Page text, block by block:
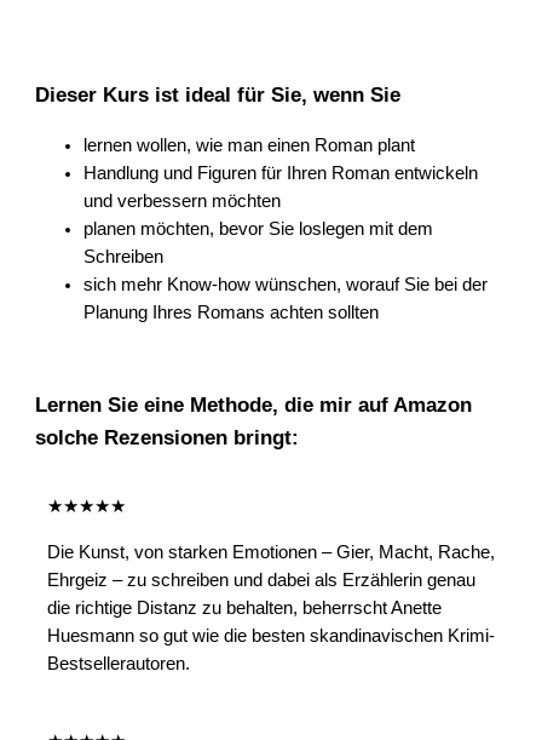
Dieser Kurs ist ideal für Sie, wenn Sie
lernen wollen, wie man einen Roman plant
Handlung und Figuren für Ihren Roman entwickeln
und verbessern möchten
planen möchten, bevor Sie loslegen mit dem
Schreiben
sich mehr Know-how wünschen, worauf Sie bei der
Planung Ihres Romans achten sollten
Lernen Sie eine Methode, die mir auf Amazon
solche Rezensionen bringt:
★★★★★
Die Kunst, von starken Emotionen – Gier, Macht, Rache,
Ehrgeiz – zu schreiben und dabei als Erzählerin genau
die richtige Distanz zu behalten, beherrscht Anette
Huesmann so gut wie die besten skandinavischen Krimi-
Bestsellerautoren.